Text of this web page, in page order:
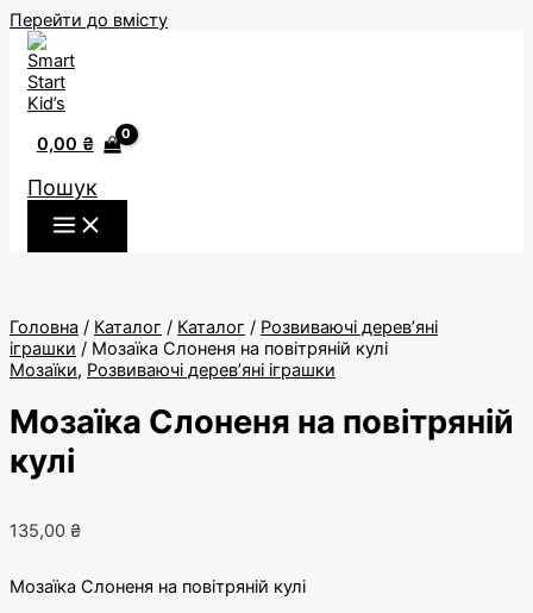
Перейти до вмісту
0,00 ₴
Пошук
Головна / Каталог / Каталог / Розвиваючі дерев’яні
іграшки / Мозаїка Слоненя на повітряній кулі
Мозаїки, Розвиваючі дерев’яні іграшки
Мозаїка Слоненя на повітряній
кулі
135,00 ₴
Мозаїка Слоненя на повітряній кулі